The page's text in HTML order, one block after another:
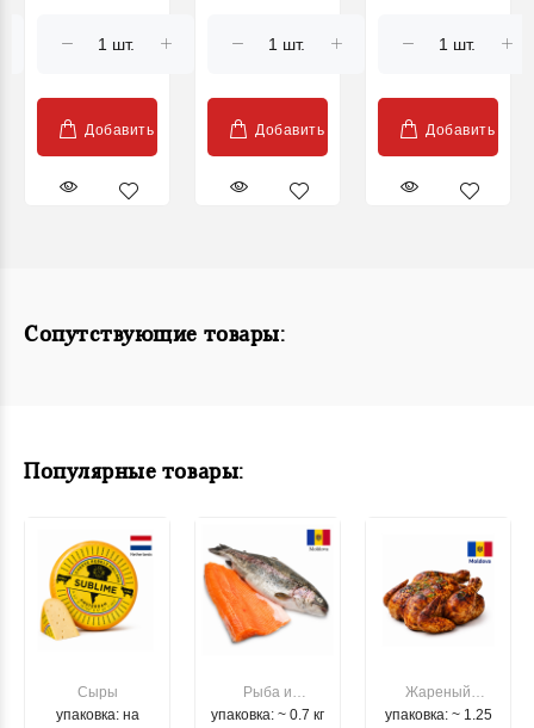
Добавить
demisec, 750
Добавить
rosu,750 ml
Добавить
Сопутствующие товары:
Популярные товары:
Сыры
упаковка: на
Рыба и
морепродукты
упаковка: ~ 0.7 кг
Жареный
цыпленок
упаковка: ~ 1.25